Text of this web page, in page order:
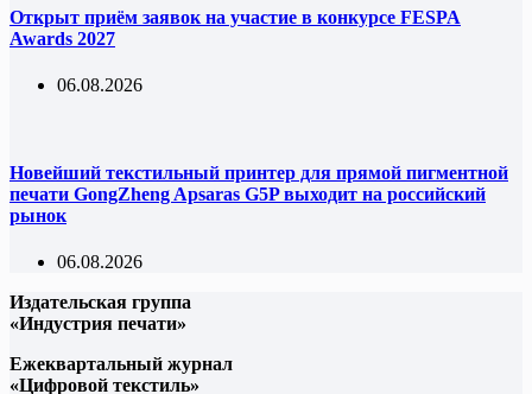
Открыт приём заявок на участие в конкурсе FESPA
Awards 2027
06.08.2026
Новейший текстильный принтер для прямой пигментной
печати GongZheng Apsaras G5P выходит на российский
рынок
06.08.2026
Издательская группа
«Индустрия печати»
Ежеквартальный журнал
«Цифровой текстиль»